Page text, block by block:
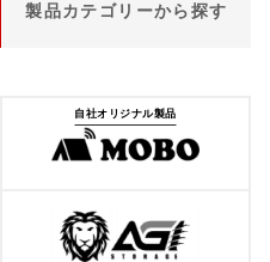
製品カテゴリーから探す
自社オリジナル製品